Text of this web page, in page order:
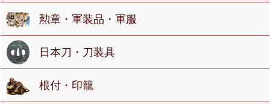
勲章・軍装品・軍服
日本刀・刀装具
根付・印籠